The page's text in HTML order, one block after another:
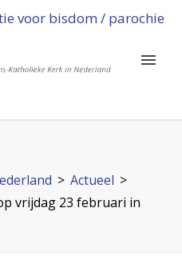
voor bisdom / parochie
> Actueel >
vrijdag 23 februari in